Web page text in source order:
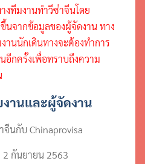
ทีมงานทำวีซ่าจีนโดย
ขึ้นจากข้อมูลของผู้จัดงาน ทาง
านนักเดินทางจะต้องทำการ
อีกครั้งเพื่อทราบถึงความ
งานและผู้จัดงาน
จีนกับ Chinaprovisa
กันยายน 2563